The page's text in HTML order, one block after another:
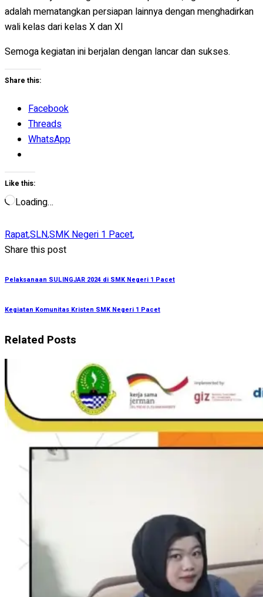
adalah mematangkan persiapan lainnya dengan menghadirkan
wali kelas dari kelas X dan XI
Semoga kegiatan ini berjalan dengan lancar dan sukses.
Share this:
Facebook
Threads
WhatsApp
Like this:
Loading…
Rapat,SLN,SMK Negeri 1 Pacet,
Share this post
Pelaksanaan SULINGJAR 2024 di SMK Negeri 1 Pacet
Kegiatan Komunitas Kristen SMK Negeri 1 Pacet
Related Posts